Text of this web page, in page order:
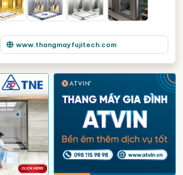
www.thangmayfujitech.com